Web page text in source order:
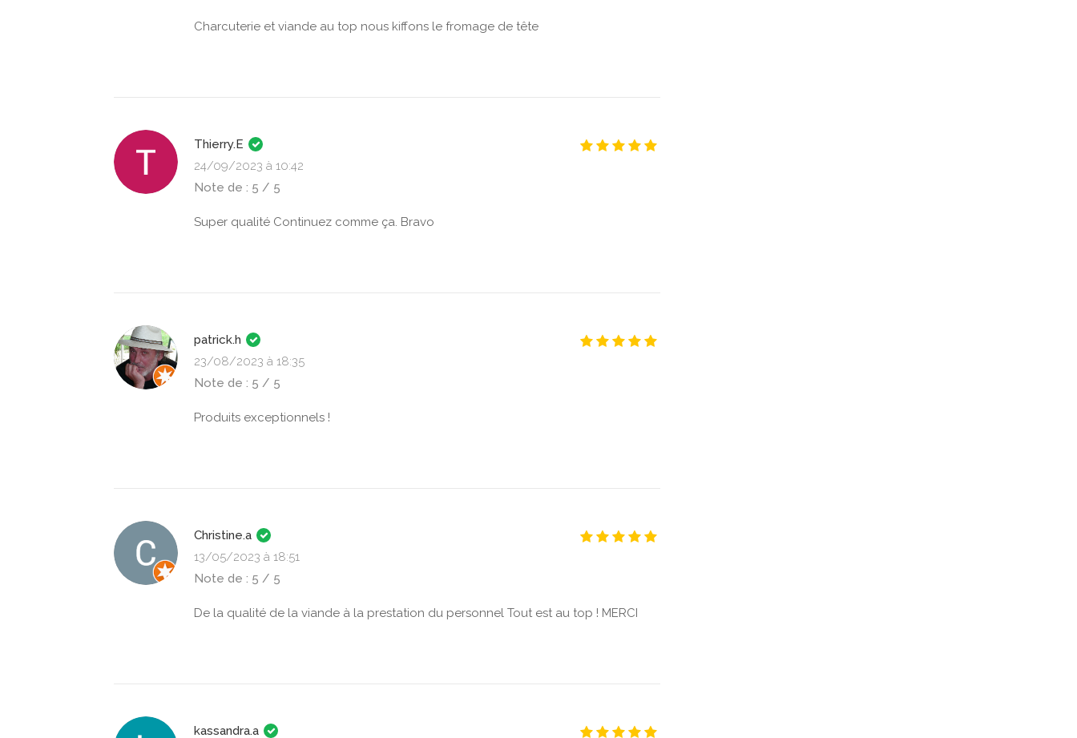
Charcuterie et viande au top nous kiffons le fromage de tête
Thierry.E
24/09/2023 à 10:42
Note de : 5 / 5
Super qualité Continuez comme ça. Bravo
patrick.h
23/08/2023 à 18:35
Note de : 5 / 5
Produits exceptionnels !
Christine.a
13/05/2023 à 18:51
Note de : 5 / 5
De la qualité de la viande à la prestation du personnel Tout est au top ! MERCI
kassandra.a